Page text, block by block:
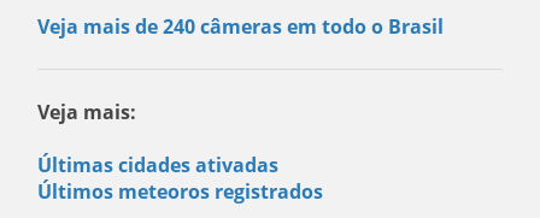
Veja mais de 240 câmeras em todo o Brasil
Veja mais:
Últimas cidades ativadas
Últimos meteoros registrados